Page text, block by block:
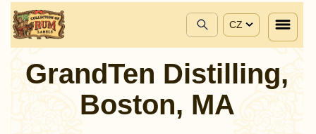
CZ
GrandTen Distilling,
Boston, MA